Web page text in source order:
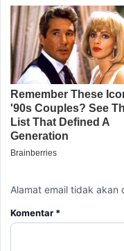
Alamat email tidak akan
Komentar *